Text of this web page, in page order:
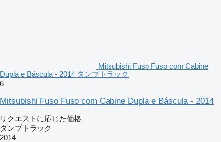
Mitsubishi Fuso Fuso com Cabine
Dupla e Báscula - 2014 ダンプトラック
6
Mitsubishi Fuso Fuso com Cabine Dupla e Báscula - 2014
リクエストに応じた価格
ダンプトラック
2014